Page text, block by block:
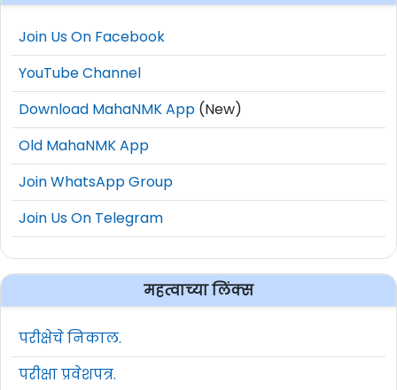
Join Us On Facebook
YouTube Channel
Download MahaNMK App (New)
Old MahaNMK App
Join WhatsApp Group
Join Us On Telegram
महत्वाच्या लिंक्स
परीक्षेचे निकाल.
परीक्षा प्रवेशपत्र.